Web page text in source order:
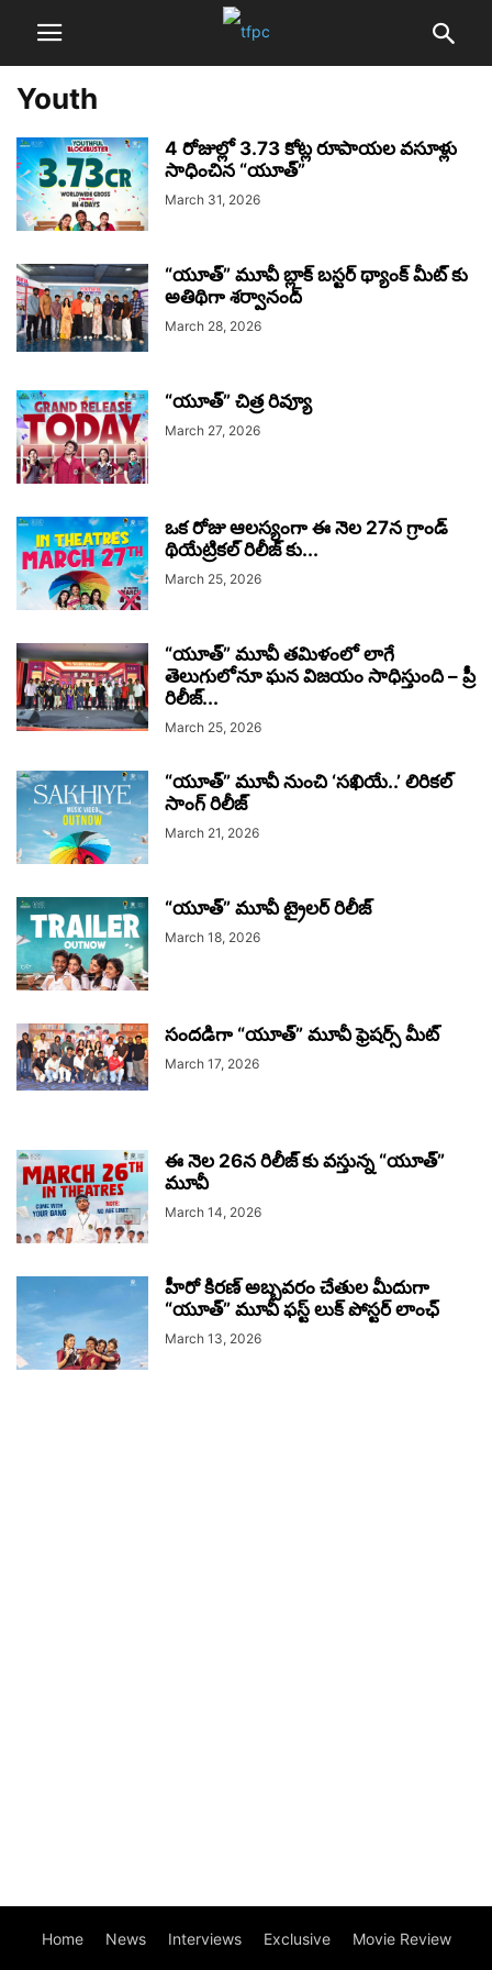
Youth
4 రోజుల్లో 3.73 కోట్ల రూపాయల వసూళ్లు
సాధించిన “యూత్”
March 31, 2026
“యూత్” మూవీ బ్లాక్ బస్టర్ థ్యాంక్ మీట్ కు
అతిథిగా శర్వానంద్
March 28, 2026
“యూత్” చిత్ర రివ్యూ
March 27, 2026
ఒక రోజు ఆలస్యంగా ఈ నెల 27న గ్రాండ్
థియేట్రికల్ రిలీజ్ కు...
March 25, 2026
“యూత్” మూవీ తమిళంలో లాగే
తెలుగులోనూ ఘన విజయం సాధిస్తుంది – ప్రీ
రిలీజ్...
March 25, 2026
“యూత్” మూవీ నుంచి ‘సఖియే..’ లిరికల్
సాంగ్ రిలీజ్
March 21, 2026
“యూత్” మూవీ ట్రైలర్ రిలీజ్
March 18, 2026
సందడిగా “యూత్” మూవీ ఫ్రెషర్స్ మీట్
March 17, 2026
ఈ నెల 26న రిలీజ్ కు వస్తున్న “యూత్”
మూవీ
March 14, 2026
హీరో కిరణ్ అబ్బవరం చేతుల మీదుగా
“యూత్” మూవీ ఫస్ట్ లుక్ పోస్టర్ లాంఛ్
March 13, 2026
Home News Interviews Exclusive Movie Review